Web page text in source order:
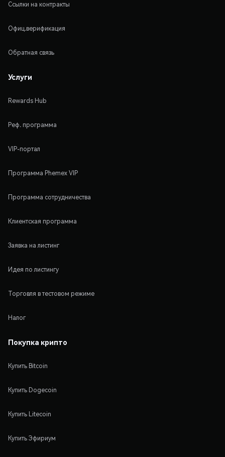
Ссылки на контракты
Офиц.верификация
Обратная связь
Услуги
Rewards Hub
Реф. программа
VIP-портал
Программа Phemex VIP
Программа сотрудничества
Клиентская программа
Заявка на листинг
Идея по листингу
Торговля в тестовом режиме
Налог
Покупка крипто
Купить Bitcoin
Купить Dogecoin
Купить Litecoin
Купить Эфириум